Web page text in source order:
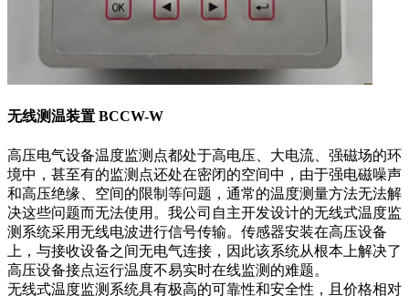
无线测温装置 BCCW-W
高压电气设备温度监测点都处于高电压、大电流、强磁场的环
境中，甚至有的监测点还处在密闭的空间中，由于强电磁噪声
和高压绝缘、空间的限制等问题，通常的温度测量方法无法解
决这些问题而无法使用。我公司自主开发设计的无线式温度监
测系统采用无线电波进行信号传输。传感器安装在高压设备
上，与接收设备之间无电气连接，因此该系统从根本上解决了
高压设备接点运行温度不易实时在线监测的难题。
无线式温度监测系统具有极高的可靠性和安全性，且价格相对